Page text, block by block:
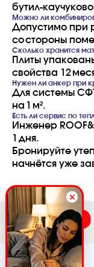
Можно ли
Допустимо при
со стороны
Сколько хранится
Плиты
свойства 12
Нужен ли анкер при
Для системы
на 1 м².
Есть ли сервис по
Инженер
1 дня.
Бронируйте
начнётся уже